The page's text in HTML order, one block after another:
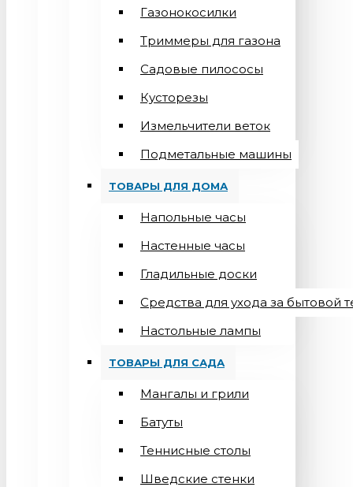
Газонокосилки
Триммеры для газона
Садовые пилососы
Кусторезы
Измельчители веток
Подметальные машины
ТОВАРЫ ДЛЯ ДОМА
Напольные часы
Настенные часы
Гладильные доски
Средства для ухода за бытовой
Настольные лампы
ТОВАРЫ ДЛЯ САДА
Мангалы и грили
Батуты
Теннисные столы
Шведские стенки